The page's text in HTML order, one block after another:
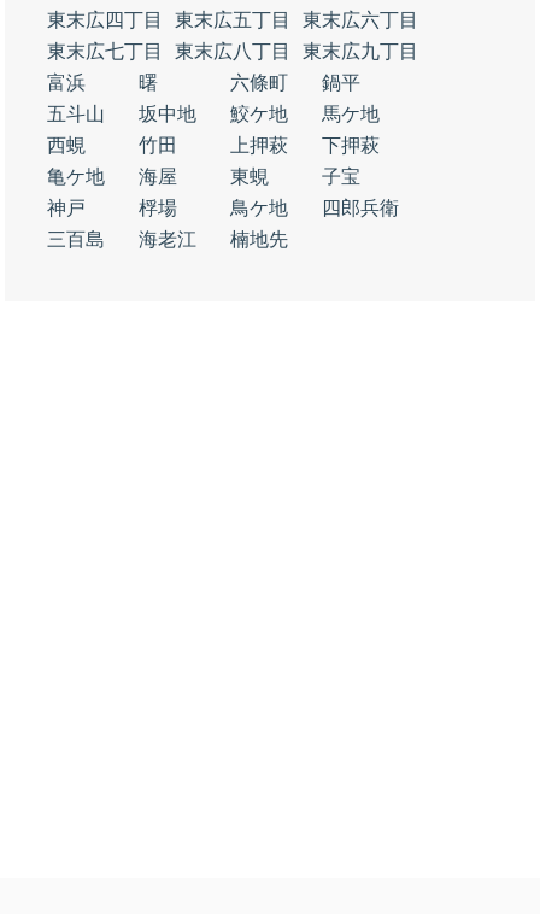
東末広四丁目
東末広五丁目
東末広六丁目
東末広七丁目
東末広八丁目
東末広九丁目
富浜
曙 六條町
鍋平
五斗山
坂中地 鮫ケ地
馬ケ地
西蜆
竹田 上押萩
下押萩
亀ケ地
海屋 東蜆
子宝
神戸
桴場 鳥ケ地
四郎兵衛
三百島
海老江 楠地先